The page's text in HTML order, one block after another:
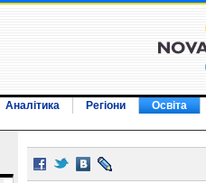
Аналітика Регіони
Освіта